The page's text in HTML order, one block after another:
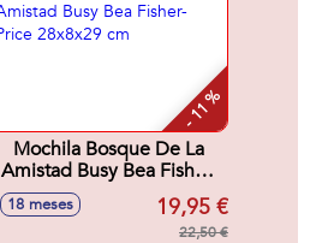
- 11 %
Mochila Bosque De La
Amistad Busy Bea Fisher-
Price 28x8x29 cm
18 meses 19,95 €
22,50 €